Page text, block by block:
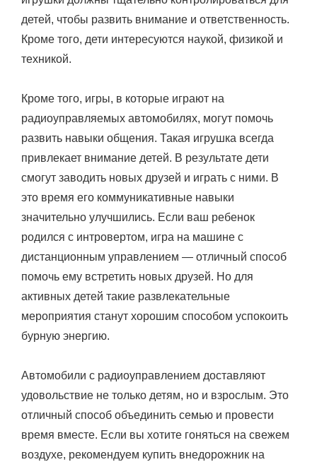
детей, чтобы развить внимание и ответственность.
Кроме того, дети интересуются наукой, физикой и
техникой.
Кроме того, игры, в которые играют на
радиоуправляемых автомобилях, могут помочь
развить навыки общения. Такая игрушка всегда
привлекает внимание детей. В результате дети
смогут заводить новых друзей и играть с ними. В
это время его коммуникативные навыки
значительно улучшились. Если ваш ребенок
родился с интровертом, игра на машине с
дистанционным управлением — отличный способ
помочь ему встретить новых друзей. Но для
активных детей такие развлекательные
мероприятия станут хорошим способом успокоить
бурную энергию.
Автомобили с радиоуправлением доставляют
удовольствие не только детям, но и взрослым. Это
отличный способ объединить семью и провести
время вместе. Если вы хотите гоняться на свежем
воздухе, рекомендуем купить внедорожник на